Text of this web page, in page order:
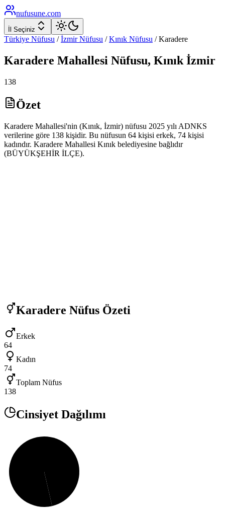
nufusune.com
İl Seçiniz
Türkiye Nüfusu / İzmirNüfusu / Kınık Nüfusu /Karadere
Karadere Mahallesi Nüfusu, Kınık İzmir
138
Özet
Karadere Mahallesi'nin (Kınık, İzmir) nüfusu 2025 yılı ADNKS
verilerine göre 138 kişidir. Bu nüfusun 64 kişisi erkek, 74 kişisi
kadındır. Karadere Mahallesi Kınık belediyesine bağlıdır
(BÜYÜKŞEHİR İLÇE).
Karadere Nüfus Özeti
Erkek
64
Kadın
74
Toplam Nüfus
138
Cinsiyet Dağılımı